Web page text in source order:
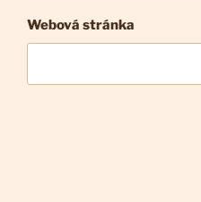
Webová stránka